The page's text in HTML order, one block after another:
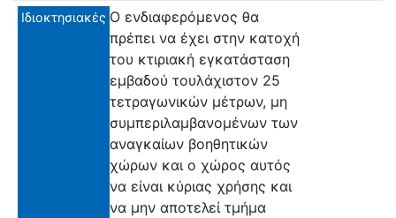
Ιδιοκτησιακές Ο ενδιαφερόμενος θα
πρέπει να έχει στην κατοχή
του κτιριακή εγκατάσταση
εμβαδού τουλάχιστον 25
τετραγωνικών μέτρων, μη
συμπεριλαμβανομένων των
αναγκαίων βοηθητικών
χώρων και ο χώρος αυτός
να είναι κύριας χρήσης και
να μην αποτελεί τμήμα